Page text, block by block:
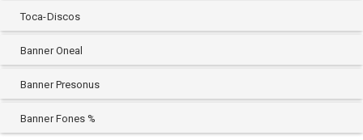
Toca-Discos
Banner Oneal
Banner Presonus
Banner Fones %